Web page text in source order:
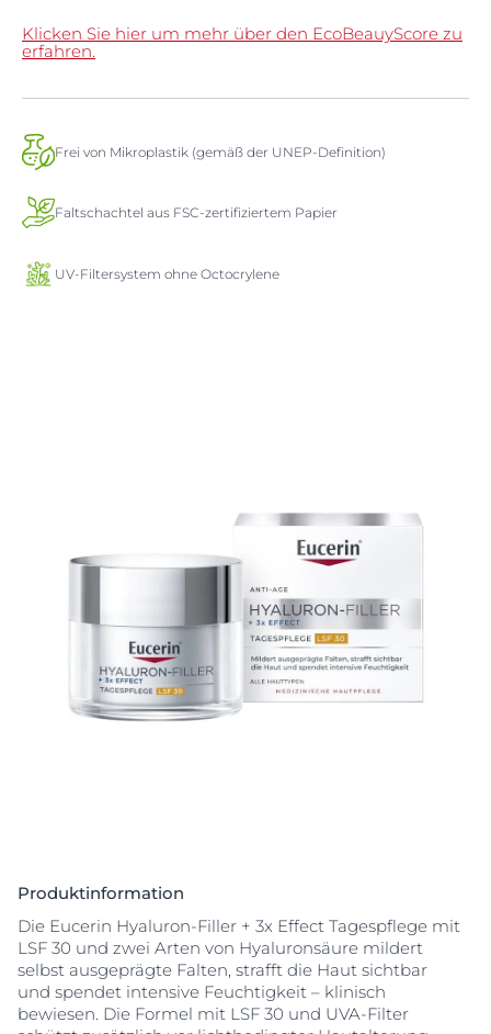
Klicken Sie hier um mehr über den EcoBeauyScore zu
erfahren.
Frei von Mikroplastik (gemäß der UNEP-Definition)
Faltschachtel aus FSC-zertifiziertem Papier
UV-Filtersystem ohne Octocrylene
Produktinformation
Die Eucerin Hyaluron-Filler + 3x Effect Tagespflege mit
LSF 30 und zwei Arten von Hyaluronsäure mildert
selbst ausgeprägte Falten, strafft die Haut sichtbar
und spendet intensive Feuchtigkeit – klinisch
bewiesen. Die Formel mit LSF 30 und UVA-Filter